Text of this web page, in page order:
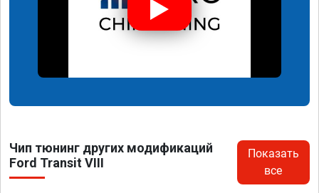
Чип тюнинг других модификаций
Ford Transit VIII
Показать
все